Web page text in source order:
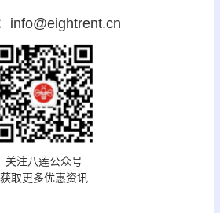
info@eightrent.cn
关注八莲公众号
获取更多优惠资讯